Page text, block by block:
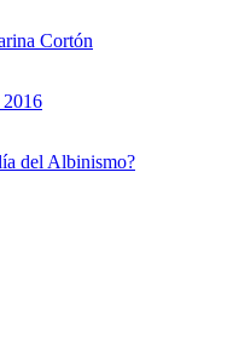
Cortón
del Albinismo?